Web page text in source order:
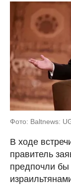
Фото: Baltnews:
В ходе
правитель
предпочли бы